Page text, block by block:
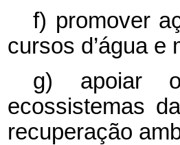
f) promover
cursos d’água
g) apoiar o
ecossistemas
recuperação